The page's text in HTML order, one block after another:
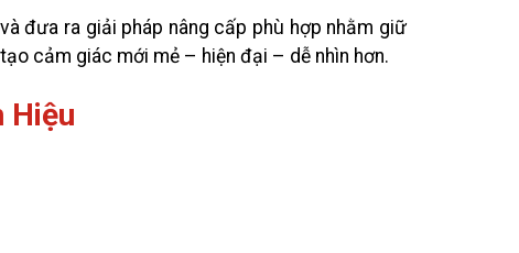
đưa ra giải pháp nâng cấp phù hợp nhằm giữ
cảm giác mới mẻ – hiện đại – dễ nhìn hơn.
Hiệu